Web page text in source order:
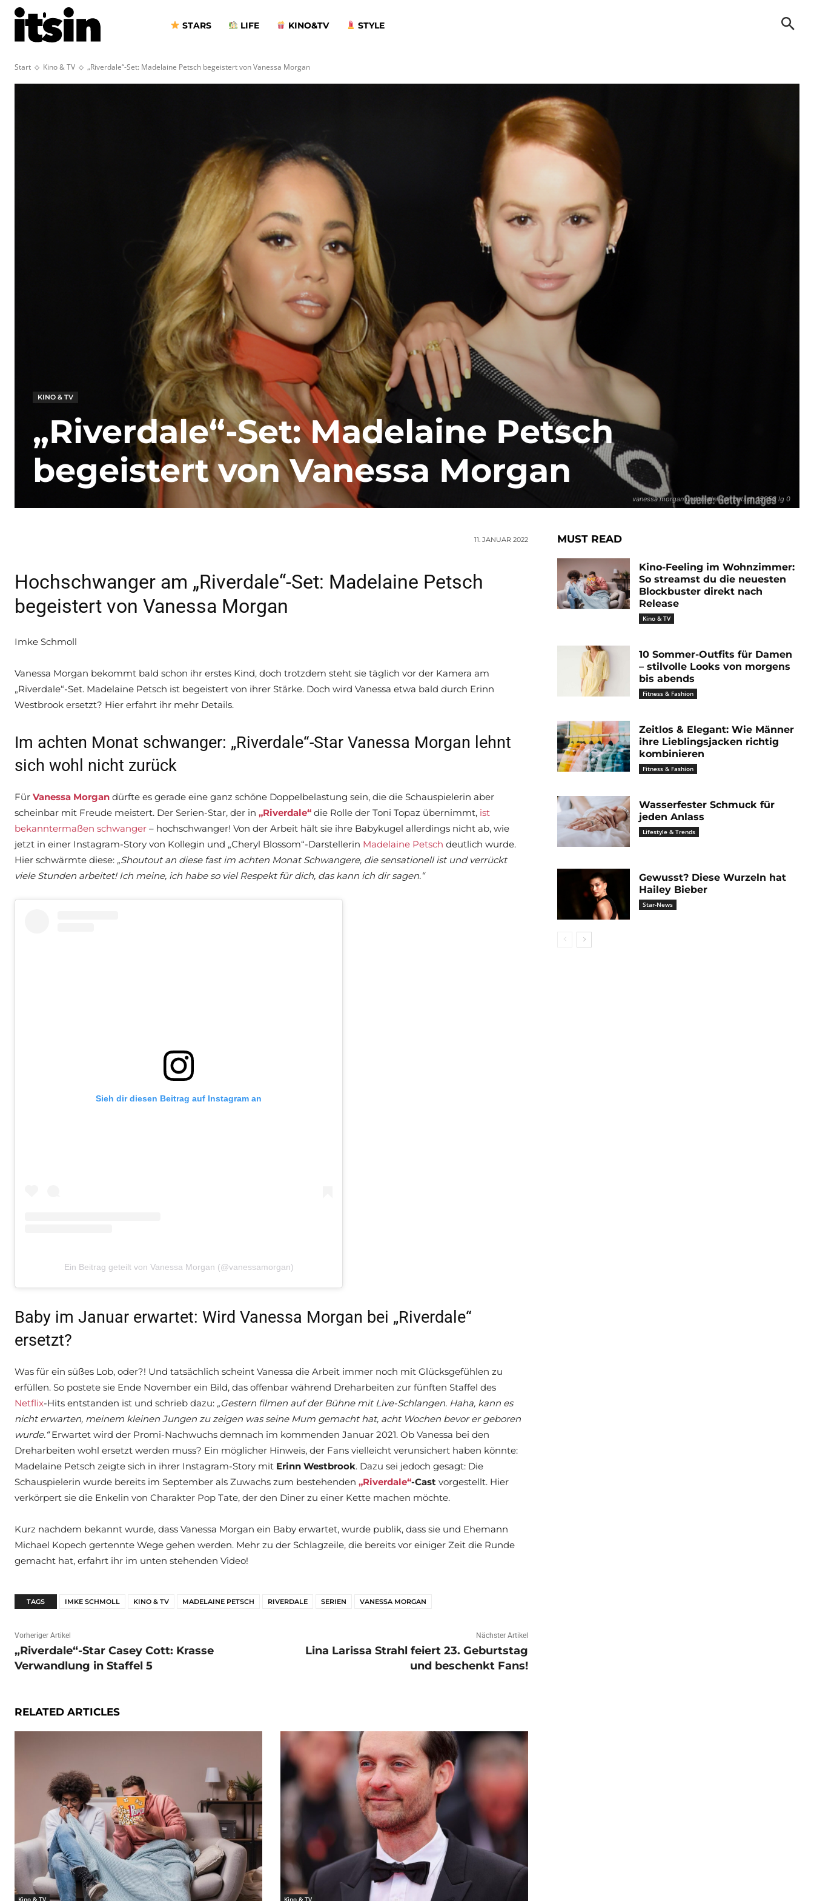
STARS LIFE KINO&TV STYLE
Start Kino & TV „Riverdale“-Set: Madelaine Petsch begeistert von Vanessa Morgan
vanessa morgan und madelaine petsch 15253 lg 0
KINO & TV
„Riverdale“-Set: Madelaine Petsch
begeistert von Vanessa Morgan
11. JANUAR 2022
Hochschwanger am „Riverdale“-Set: Madelaine Petsch
begeistert von Vanessa Morgan
Imke Schmoll
Vanessa Morgan bekommt bald schon ihr erstes Kind, doch trotzdem steht sie täglich vor der Kamera am
„Riverdale“-Set. Madelaine Petsch ist begeistert von ihrer Stärke. Doch wird Vanessa etwa bald durch Erinn
Westbrook ersetzt? Hier erfahrt ihr mehr Details.
Im achten Monat schwanger: „Riverdale“-Star Vanessa Morgan lehnt
sich wohl nicht zurück
Für Vanessa Morgan dürfte es gerade eine ganz schöne Doppelbelastung sein, die die Schauspielerin aber
scheinbar mit Freude meistert. Der Serien-Star, der in „Riverdale“ die Rolle der Toni Topaz übernimmt, ist
bekanntermaßen schwanger – hochschwanger! Von der Arbeit hält sie ihre Babykugel allerdings nicht ab, wie
jetzt in einer Instagram-Story von Kollegin und „Cheryl Blossom“-Darstellerin Madelaine Petsch deutlich wurde.
Hier schwärmte diese: „Shoutout an diese fast im achten Monat Schwangere, die sensationell ist und verrückt
viele Stunden arbeitet! Ich meine, ich habe so viel Respekt für dich, das kann ich dir sagen.“
Sieh dir diesen Beitrag auf Instagram an
Ein Beitrag geteilt von Vanessa Morgan (@vanessamorgan)
Baby im Januar erwartet: Wird Vanessa Morgan bei „Riverdale“
ersetzt?
Was für ein süßes Lob, oder?! Und tatsächlich scheint Vanessa die Arbeit immer noch mit Glücksgefühlen zu
erfüllen. So postete sie Ende November ein Bild, das offenbar während Dreharbeiten zur fünften Staffel des
Netflix-Hits entstanden ist und schrieb dazu: „Gestern filmen auf der Bühne mit Live-Schlangen. Haha, kann es
nicht erwarten, meinem kleinen Jungen zu zeigen was seine Mum gemacht hat, acht Wochen bevor er geboren
wurde.“Erwartet wird der Promi-Nachwuchs demnach im kommenden Januar 2021. Ob Vanessa bei den
Dreharbeiten wohl ersetzt werden muss? Ein möglicher Hinweis, der Fans vielleicht verunsichert haben könnte:
Madelaine Petsch zeigte sich in ihrer Instagram-Story mit Erinn Westbrook. Dazu sei jedoch gesagt: Die
Schauspielerin wurde bereits im September als Zuwachs zum bestehenden „Riverdale“-Cast vorgestellt. Hier
verkörpert sie die Enkelin von Charakter Pop Tate, der den Diner zu einer Kette machen möchte.
Kurz nachdem bekannt wurde, dass Vanessa Morgan ein Baby erwartet, wurde publik, dass sie und Ehemann
Michael Kopech gertennte Wege gehen werden. Mehr zu der Schlagzeile, die bereits vor einiger Zeit die Runde
gemacht hat, erfahrt ihr im unten stehenden Video!
TAGS IMKE SCHMOLL KINO & TV MADELAINE PETSCH RIVERDALE SERIEN VANESSA MORGAN
Vorheriger Artikel
„Riverdale“-Star Casey Cott: Krasse
Verwandlung in Staffel 5
Nächster Artikel
Lina Larissa Strahl feiert 23. Geburtstag
und beschenkt Fans!
RELATED ARTICLES
Kino & TV Kino & TV
MUST READ
Kino-Feeling im Wohnzimmer:
So streamst du die neuesten
Blockbuster direkt nach
Release
Kino & TV
10 Sommer-Outfits für Damen
– stilvolle Looks von morgens
bis abends
Fitness & Fashion
Zeitlos & Elegant: Wie Männer
ihre Lieblingsjacken richtig
kombinieren
Fitness & Fashion
Wasserfester Schmuck für
jeden Anlass
Lifestyle & Trends
Gewusst? Diese Wurzeln hat
Hailey Bieber
Star-News